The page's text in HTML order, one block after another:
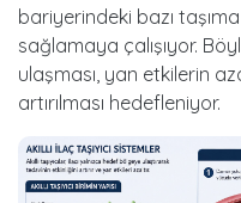
bariyerindeki bazı
sağlamaya çalışıyor.
ulaşması, yan etkilerin
artırılması hedefleniyor.